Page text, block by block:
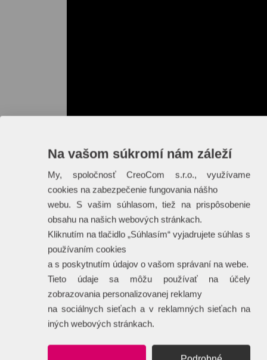
Na vašom súkromí nám záleží
My, spoločnosť CreoCom s.r.o., využívame
cookies na zabezpečenie fungovania nášho
webu. S vašim súhlasom, tiež na prispôsobenie
obsahu na našich webových stránkach.
Kliknutím na tlačidlo „Súhlasím“ vyjadrujete súhlas s
používaním cookies
a s poskytnutím údajov o vašom správaní na webe.
Tieto údaje sa môžu používať na účely
zobrazovania personalizovanej reklamy
na sociálnych sieťach a v reklamných sieťach na
iných webových stránkach.